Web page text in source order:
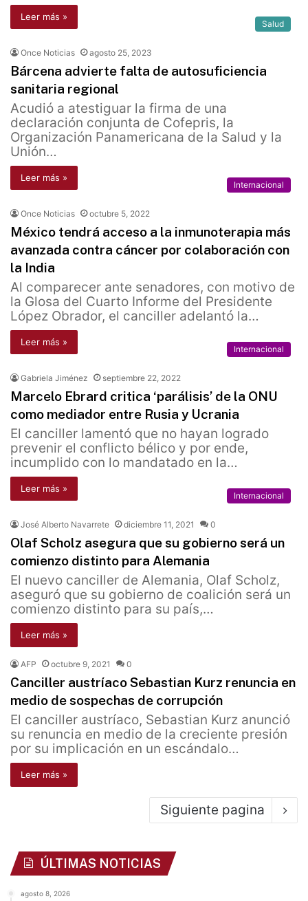
Leer más »
Salud
Once Noticias agosto 25, 2023
Bárcena advierte falta de autosuficiencia
sanitaria regional
Acudió a atestiguar la firma de una
declaración conjunta de Cofepris, la
Organización Panamericana de la Salud y la
Unión…
Leer más »
Internacional
Once Noticias octubre 5, 2022
México tendrá acceso a la inmunoterapia más
avanzada contra cáncer por colaboración con
la India
Al comparecer ante senadores, con motivo de
la Glosa del Cuarto Informe del Presidente
López Obrador, el canciller adelantó la…
Leer más »
Internacional
Gabriela Jiménez septiembre 22, 2022
Marcelo Ebrard critica ‘parálisis’ de la ONU
como mediador entre Rusia y Ucrania
El canciller lamentó que no hayan logrado
prevenir el conflicto bélico y por ende,
incumplido con lo mandatado en la…
Leer más »
Internacional
José Alberto Navarrete diciembre 11, 2021 0
Olaf Scholz asegura que su gobierno será un
comienzo distinto para Alemania
El nuevo canciller de Alemania, Olaf Scholz,
aseguró que su gobierno de coalición será un
comienzo distinto para su país,…
Leer más »
AFP octubre 9, 2021 0
Canciller austríaco Sebastian Kurz renuncia en
medio de sospechas de corrupción
El canciller austríaco, Sebastian Kurz anunció
su renuncia en medio de la creciente presión
por su implicación en un escándalo…
Leer más »
Siguiente pagina
ÚLTIMAS NOTICIAS
agosto 8, 2026